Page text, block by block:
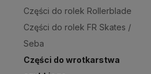
Części do rolek Rollerblade
Części do rolek FR Skates /
Seba
Części do wrotkarstwa